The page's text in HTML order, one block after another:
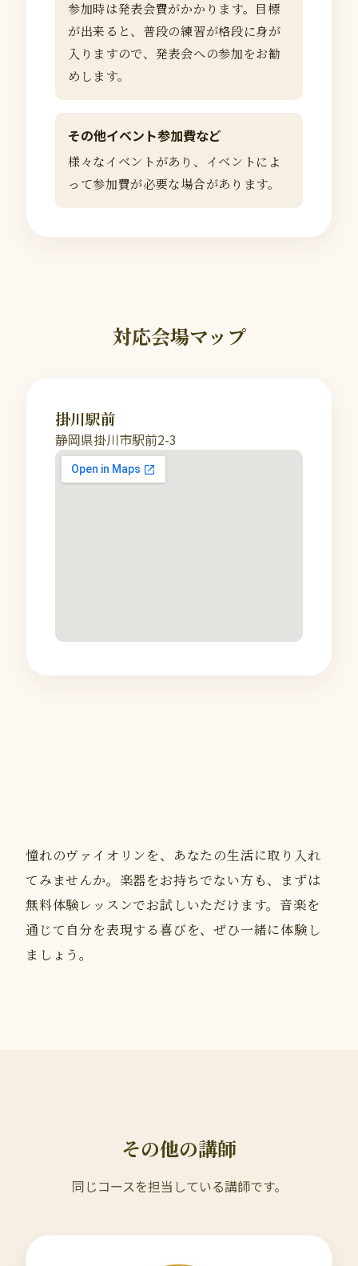
参加時は発表会費がかかります。目標
が出来ると、普段の練習が格段に身が
入りますので、発表会への参加をお勧
めします。
その他イベント参加費など
様々なイベントがあり、イベントによ
って参加費が必要な場合があります。
対応会場マップ
掛川駅前
静岡県掛川市駅前2-3
憧れのヴァイオリンを、あなたの生活に取り入れ
てみませんか。楽器をお持ちでない方も、まずは
無料体験レッスンでお試しいただけます。音楽を
通じて自分を表現する喜びを、ぜひ一緒に体験し
ましょう。
その他の講師
同じコースを担当している講師です。